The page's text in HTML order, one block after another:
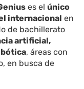
es elúnico
internacional en
de bachillerato
artificial,
, áreas con
en busca de